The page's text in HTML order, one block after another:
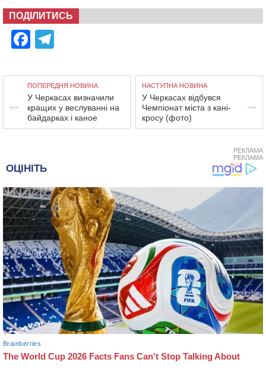
ПОДІЛИТИСЬ
Facebook
ПОПЕРЕДНЯ НОВИНА
У Черкасах визначили
кращих у веслуванні на
байдарках і каное
НАСТУПНА НОВИНА
У Черкасах відбувся
Чемпіонат міста з кані-
кросу (фото)
РЕКЛАМА
РЕКЛАМА